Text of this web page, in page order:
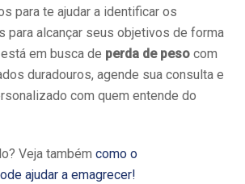
para te ajudar a identificar os
para alcançar seus objetivos de forma
em busca de perda de peso com
duradouros, agende sua consulta e
com quem entende do
Veja também como o
ajudar a emagrecer!